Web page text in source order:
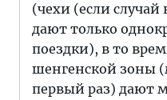
(чехи (если
дают только
поездки), в то
шенгенской зоны
первый раз) дают